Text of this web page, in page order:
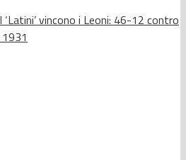
‘Latini’ vincono i Leoni: 46-12 contro